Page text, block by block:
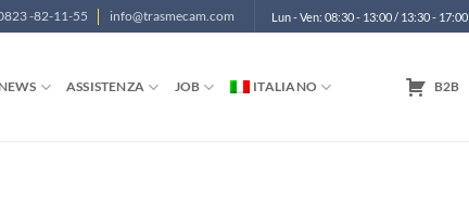
-82-11-55 info@trasmecam.com Lun - Ven: 08:30 - 13:00 / 13:30 - 17:00
NEWS ASSISTENZA JOB ITALIANO B2B